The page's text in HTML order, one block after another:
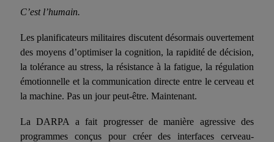
C’est l’humain.
Les planificateurs militaires discutent désormais ouvertement
des moyens d’optimiser la cognition, la rapidité de décision,
la tolérance au stress, la résistance à la fatigue, la régulation
émotionnelle et la communication directe entre le cerveau et
la machine. Pas un jour peut-être. Maintenant.
La DARPA a fait progresser de manière agressive des
programmes conçus pour créer des interfaces cerveau-